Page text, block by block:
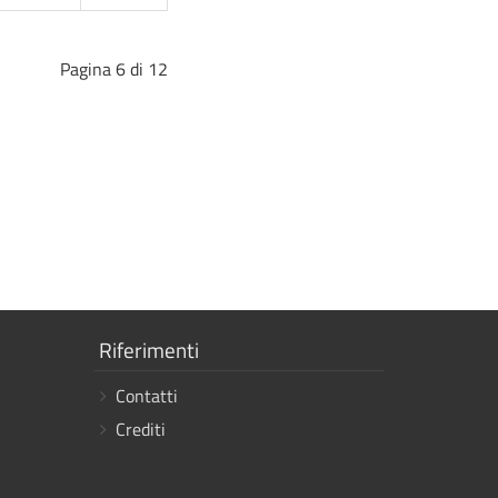
Pagina 6 di 12
Mostra
link
Riferimenti
Contatti
Crediti